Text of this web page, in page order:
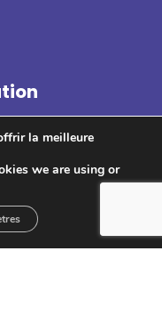
la meilleure
we are using or